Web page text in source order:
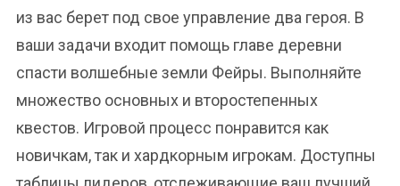
из вас берет под свое управление два героя. В
ваши задачи входит помощь главе деревни
спасти волшебные земли Фейры. Выполняйте
множество основных и второстепенных
квестов. Игровой процесс понравится как
новичкам, так и хардкорным игрокам. Доступны